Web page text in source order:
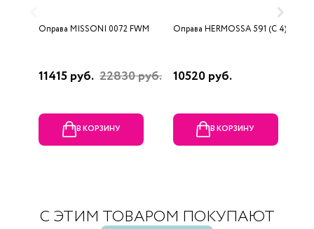
Оправа MISSONI 0072 FWM
11415 руб. 22830 руб.
В КОРЗИНУ
Оправа HERMOSSA 591 (C 4)
10520 руб.
В КОРЗИНУ
С ЭТИМ ТОВАРОМ ПОКУПАЮТ